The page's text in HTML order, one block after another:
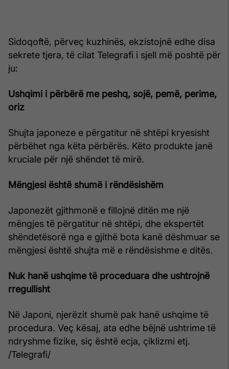
Sidoqoftë, përveç kuzhinës, ekzistojnë edhe disa
sekrete tjera, të cilat Telegrafi i sjell më poshtë për
ju:
Ushqimi i përbërë me peshq, sojë, pemë, perime,
oriz
Shujta japoneze e përgatitur në shtëpi kryesisht
përbëhet nga këta përbërës. Këto produkte janë
kruciale për një shëndet të mirë.
Mëngjesi është shumë i rëndësishëm
Japonezët gjithmonë e fillojnë ditën me një
mëngjes të përgatitur në shtëpi, dhe ekspertët
shëndetësorë nga e gjithë bota kanë dëshmuar se
mëngjesi është shujta më e rëndësishme e ditës.
Nuk hanë ushqime të proceduara dhe ushtrojnë
rregullisht
Në Japoni, njerëzit shumë pak hanë ushqime të
procedura. Veç kësaj, ata edhe bëjnë ushtrime të
ndryshme fizike, siç është ecja, çiklizmi etj.
/Telegrafi/